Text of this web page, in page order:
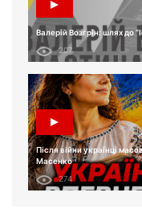
Валерій Возгрін: шлях до
207
Після війни українці
Масенко
274